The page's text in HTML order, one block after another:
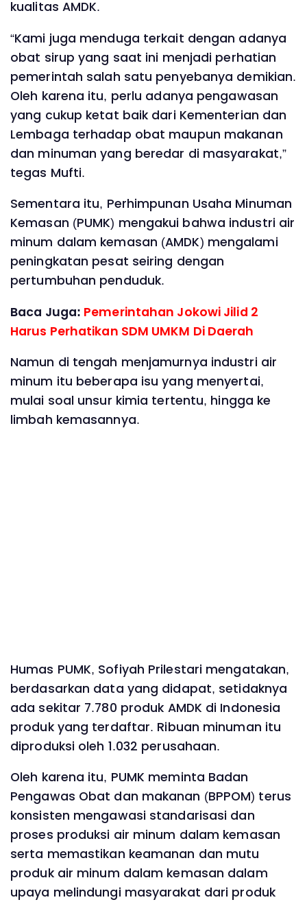
kualitas AMDK.
“Kami juga menduga terkait dengan adanya
obat sirup yang saat ini menjadi perhatian
pemerintah salah satu penyebanya demikian.
Oleh karena itu, perlu adanya pengawasan
yang cukup ketat baik dari Kementerian dan
Lembaga terhadap obat maupun makanan
dan minuman yang beredar di masyarakat,”
tegas Mufti.
Sementara itu, Perhimpunan Usaha Minuman
Kemasan (PUMK) mengakui bahwa industri air
minum dalam kemasan (AMDK) mengalami
peningkatan pesat seiring dengan
pertumbuhan penduduk.
Baca Juga: Pemerintahan Jokowi Jilid 2
Harus Perhatikan SDM UMKM Di Daerah
Namun di tengah menjamurnya industri air
minum itu beberapa isu yang menyertai,
mulai soal unsur kimia tertentu, hingga ke
limbah kemasannya.
Humas PUMK, Sofiyah Prilestari mengatakan,
berdasarkan data yang didapat, setidaknya
ada sekitar 7.780 produk AMDK di Indonesia
produk yang terdaftar. Ribuan minuman itu
diproduksi oleh 1.032 perusahaan.
Oleh karena itu, PUMK meminta Badan
Pengawas Obat dan makanan (BPPOM) terus
konsisten mengawasi standarisasi dan
proses produksi air minum dalam kemasan
serta memastikan keamanan dan mutu
produk air minum dalam kemasan dalam
upaya melindungi masyarakat dari produk